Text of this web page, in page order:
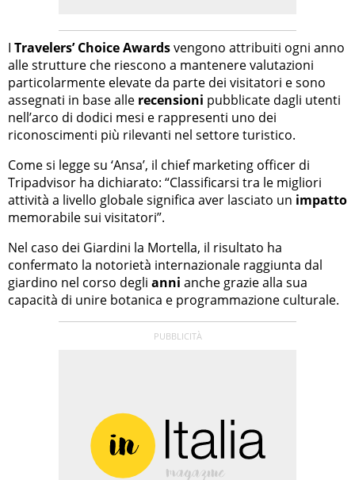
I Travelers’ Choice Awardsvengono attribuiti ogni anno
alle strutture che riescono a mantenere valutazioni
particolarmente elevate da parte dei visitatori e sono
assegnati in base alle recensioni pubblicate dagli utenti
nell’arco di dodici mesi e rappresenti uno dei
riconoscimenti più rilevanti nel settore turistico.
Come si legge su ‘Ansa’, il chief marketing officer di
Tripadvisor ha dichiarato: “Classificarsi tra le migliori
attività a livello globale significa aver lasciato un impatto
memorabile sui visitatori”.
Nel caso dei Giardini la Mortella, il risultato ha
confermato la notorietà internazionale raggiunta dal
giardino nel corso degli anni anche grazie alla sua
capacità di unire botanica e programmazione culturale.